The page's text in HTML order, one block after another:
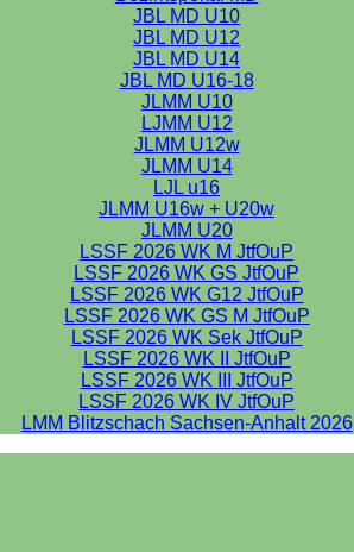
JBL MD U10
JBL MD U12
JBL MD U14
JBL MD U16-18
JLMM U10
LJMM U12
JLMM U12w
JLMM U14
LJL u16
JLMM U16w + U20w
JLMM U20
LSSF 2026 WK M JtfOuP
LSSF 2026 WK GS JtfOuP
LSSF 2026 WK G12 JtfOuP
LSSF 2026 WK GS M JtfOuP
LSSF 2026 WK Sek JtfOuP
LSSF 2026 WK II JtfOuP
LSSF 2026 WK III JtfOuP
LSSF 2026 WK IV JtfOuP
LMM Blitzschach Sachsen-Anhalt 2026